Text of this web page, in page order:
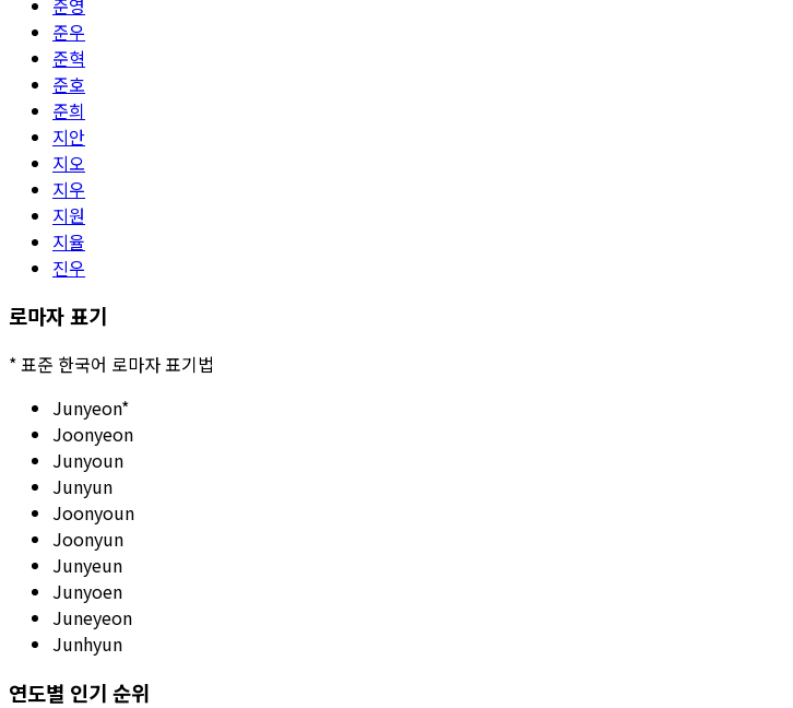
준우
준혁
준호
준희
지안
지오
지우
지원
지율
진우
로마자 표기
*표준 한국어 로마자 표기법
Junyeon*
Joonyeon
Junyoun
Junyun
Joonyoun
Joonyun
Junyeun
Junyoen
Juneyeon
Junhyun
연도별 인기 순위